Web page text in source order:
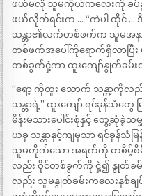
ဖယ်မလို သူမကိုယ်ကလေးကို ခပ်
ဖယ်လိုက်ရင်းက … “ကဲပါ ထိုင် … ဒီန
သန္တာ၏လက်တစ်ဖက်က သူမအနာ
တစ်ဖက်အပေါ်ကိုရောက်ရှိလာပ
တစ်ခွက်ငှဲ့ကာ ထူးကျော်နွုတ်ခမ်း
“ရော့ ကိုထူး သောက် သန္တာ့ကိုလည်
သန္တာရဲ့” ထူးကျော် ရင်ခုန်သံ
မိန်းမသားပေါင်းစုံနှင့် တွေ့ဆုံခဲ့သမ
ယခု သန္တာနှင့်ကျမှသာ ရင်ခုန်သံ
သူမတိုက်သော အရက်ကို တစိမ့်စိ
လည်း ဝိုင်တစ်ခွက်ကို ငှဲ့၍ နွုတ်ခမ်
လည်း သူမနွုတ်ခမ်းကလေးနှစ်ခ